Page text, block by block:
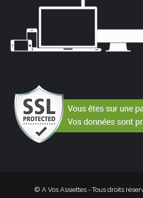
© A Vos Assiettes - Tous droits